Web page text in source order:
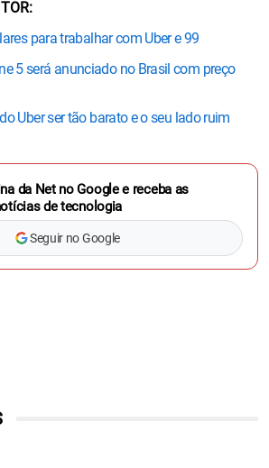
para trabalhar com Uber e 99
5 será anunciado no Brasil com preço
Uber ser tão barato e o seu lado ruim
da Net no Google e receba as
de tecnologia
Seguir no Google